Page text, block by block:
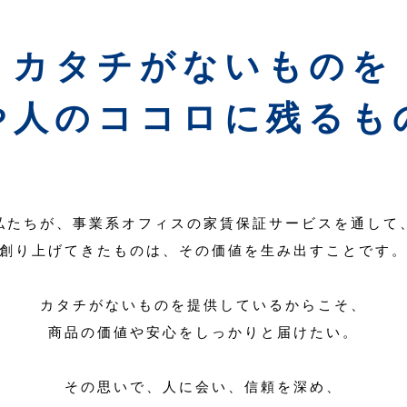
カタチがないものを
人のココロに残るも
たちが、事業系オフィスの家賃保証サービスを通して
創り上げてきたものは、その価値を生み出すことです。
カタチがないものを提供しているからこそ、
商品の価値や安心をしっかりと届けたい。
その思いで、人に会い、信頼を深め、